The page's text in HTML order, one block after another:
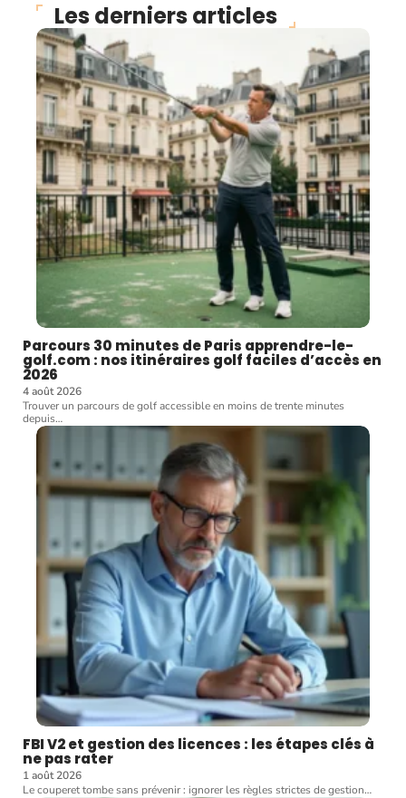
Les derniers articles
Parcours 30 minutes de Paris apprendre-le-
golf.com : nos itinéraires golf faciles d’accès en
2026
4 août 2026
Trouver un parcours de golf accessible en moins de trente minutes
depuis…
FBI V2 et gestion des licences : les étapes clés à
ne pas rater
1 août 2026
Le couperet tombe sans prévenir : ignorer les règles strictes de gestion…